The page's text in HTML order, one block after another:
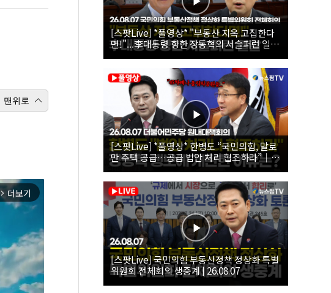
맨위로
arrow_forward_ios 더보기
[스팟Live] *풀영상* "부동산 지옥 고집한다
면!"...李대통령 향한 장동혁의 서슬퍼런 일갈
| 26.08.07 국민의힘 부동산정책 정상화 특별
위원회 전체회의
[스팟Live] *풀영상* 한병도 “국민의힘, 말로
만 주택 공급…공급 법안 처리 협조하라”｜
26.08.07 더불어민주당 원내대책회의
[스팟Live] 국민의힘 부동산정책 정상화 특별
위원회 전체회의 생중계 | 26.08.07